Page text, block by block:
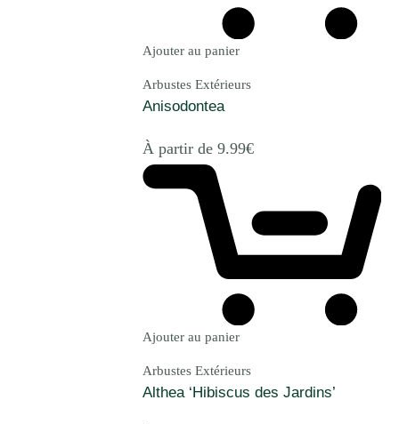
Ajouter au panier
Arbustes Extérieurs
Anisodontea
À partir de 9.99€
Ajouter au panier
Arbustes Extérieurs
Althea ‘Hibiscus des Jardins’